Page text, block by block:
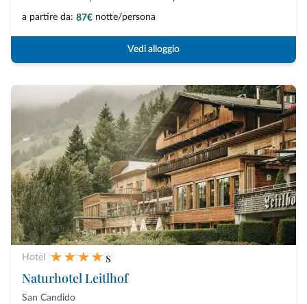
a partire da: 87€ notte/persona
Vedi alloggio
Hotel
s
Naturhotel Leitlhof
San Candido